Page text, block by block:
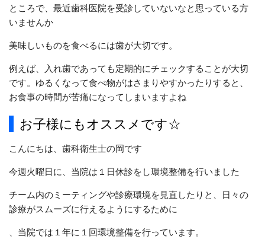
ところで、最近歯科医院を受診していないなと思っている方
いませんか
美味しいものを食べるには歯が大切です。
例えば、入れ歯であっても定期的にチェックすることが大切
です。ゆるくなって食べ物がはさまりやすかったりすると、
お食事の時間が苦痛になってしまいますよね
お子様にもオススメです☆
こんにちは、歯科衛生士の岡です
今週火曜日に、当院は１日休診をし環境整備を行いました
チーム内のミーティングや診療環境を見直したりと、日々の
診療がスムーズに行えるようにするために
、当院では１年に１回環境整備を行っています。